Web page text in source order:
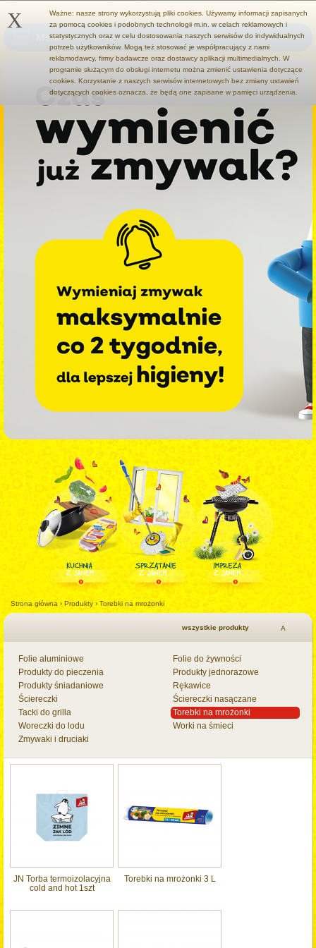
Menu
Strona główna › Produkty › Torebki na mrożonki
A
wszystkie produkty
Folie aluminiowe
Folie do żywności
Produkty do pieczenia
Produkty jednorazowe
Produkty śniadaniowe
Rękawice
Ściereczki
Ściereczki nasączane
Tacki do grilla
Torebki na mrożonki
Woreczki do lodu
Worki na śmieci
Zmywaki i druciaki
JN Torba termoizolacyjna
cold and hot 1szt
Torebki na mrożonki 3 L
X
Ważne: nasze strony wykorzystują pliki cookies. Używamy informacji zapisanych
za pomocą cookies i podobnych technologii m.in. w celach reklamowych i
statystycznych oraz w celu dostosowania naszych serwisów do indywidualnych
potrzeb użytkowników. Mogą też stosować je współpracujący z nami
reklamodawcy, firmy badawcze oraz dostawcy aplikacji multimedialnych. W
programie służącym do obsługi internetu można zmienić ustawienia dotyczące
cookies. Korzystanie z naszych serwisów internetowych bez zmiany ustawień
dotyczących cookies oznacza, że będą one zapisane w pamięci urządzenia.